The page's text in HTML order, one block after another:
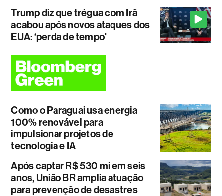
Trump diz que trégua com Irã
acabou após novos ataques dos
EUA: ‘perda de tempo'
Como o Paraguai usa energia
100% renovável para
impulsionar projetos de
tecnologia e IA
Após captar R$ 530 mi em seis
anos, União BR amplia atuação
para prevenção de desastres